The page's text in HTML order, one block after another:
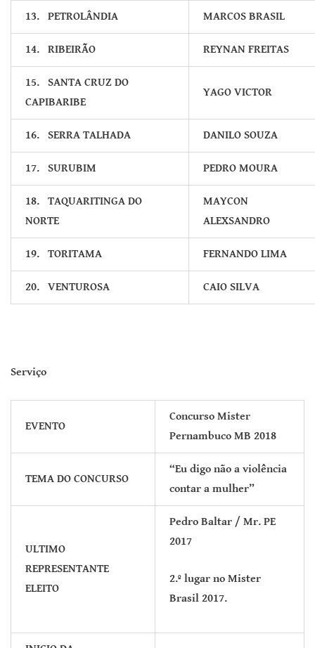
13. PETROLÂNDIA MARCOS BRASIL
14. RIBEIRÃO REYNAN FREITAS
15. SANTA CRUZ DO
CAPIBARIBE
YAGO VICTOR
16. SERRA TALHADA DANILO SOUZA
17. SURUBIM PEDRO MOURA
18. TAQUARITINGA DO
NORTE
MAYCON
ALEXSANDRO
19. TORITAMA FERNANDO LIMA
20. VENTUROSA CAIO SILVA
Serviço
EVENTO
Concurso Mister
Pernambuco MB 2018
TEMA DO CONCURSO
“Eu digo não a violência
contar a mulher”
ULTIMO
REPRESENTANTE
ELEITO
Pedro Baltar / Mr. PE
2017
2.º lugar no Mister
Brasil 2017.